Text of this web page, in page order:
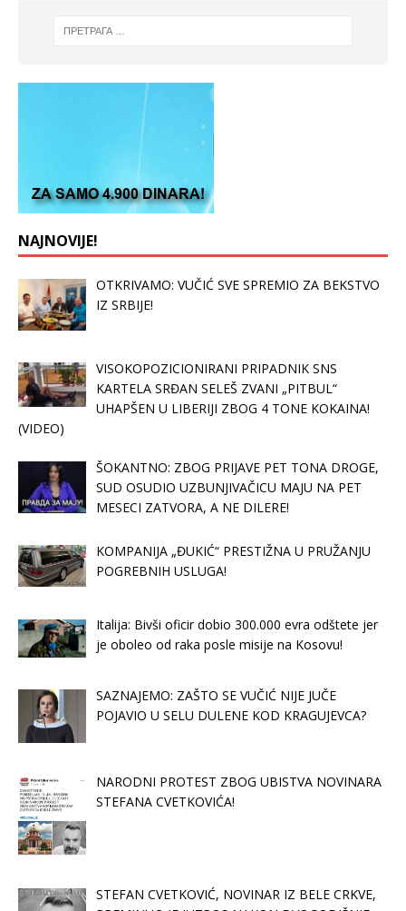
NAJNOVIJE!
OTKRIVAMO: VUČIĆ SVE SPREMIO ZA BEKSTVO
IZ SRBIJE!
VISOKOPOZICIONIRANI PRIPADNIK SNS
KARTELA SRĐAN SELEŠ ZVANI „PITBUL“
UHAPŠEN U LIBERIJI ZBOG 4 TONE KOKAINA!
(VIDEO)
ŠOKANTNO: ZBOG PRIJAVE PET TONA DROGE,
SUD OSUDIO UZBUNJIVAČICU MAJU NA PET
MESECI ZATVORA, A NE DILERE!
KOMPANIJA „ĐUKIĆ“ PRESTIŽNA U PRUŽANJU
POGREBNIH USLUGA!
Italija: Bivši oficir dobio 300.000 evra odštete jer
je oboleo od raka posle misije na Kosovu!
SAZNAJEMO: ZAŠTO SE VUČIĆ NIJE JUČE
POJAVIO U SELU DULENE KOD KRAGUJEVCA?
NARODNI PROTEST ZBOG UBISTVA NOVINARA
STEFANA CVETKOVIĆA!
STEFAN CVETKOVIĆ, NOVINAR IZ BELE CRKVE,